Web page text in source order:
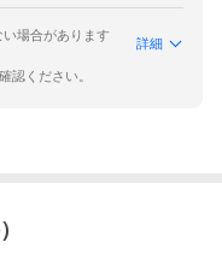
場合があります
詳細
認ください。